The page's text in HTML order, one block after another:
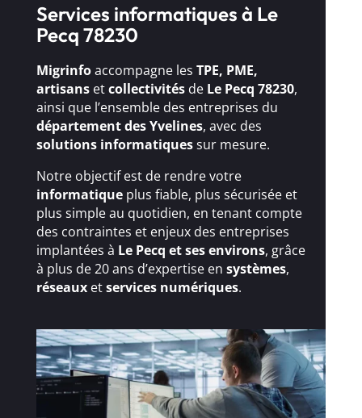
Services informatiques à Le
Pecq 78230
Migrinfoaccompagne les TPE, PME,
artisansetcollectivitésde Le Pecq 78230,
ainsi que l’ensemble des entreprises du
département des Yvelines, avec des
solutions informatiquessur mesure.
Notre objectif est de rendre votre
informatiqueplus fiable, plus sécurisée et
plus simple au quotidien, en tenant compte
des contraintes et enjeux des entreprises
implantées à Le Pecq et ses environs, grâce
à plus de 20 ans d’expertise en systèmes,
réseauxetservices numériques.